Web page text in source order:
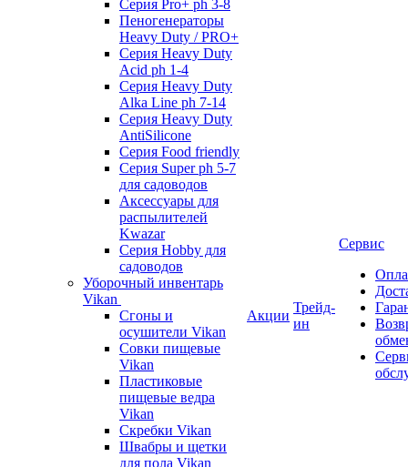
Серия Pro+ ph 3-8
Пеногенераторы
Heavy Duty / PRO+
Серия Heavy Duty
Acid ph 1-4
Серия Heavy Duty
Alka Line ph 7-14
Серия Heavy Duty
AntiSilicone
Серия Food friendly
Серия Super ph 5-7
для садоводов
Аксессуары для
распылителей
Kwazar
Серия Hobby для
садоводов
Уборочный инвентарь
Vikan
Сгоны и
осушители Vikan
Совки пищевые
Vikan
Пластиковые
пищевые ведра
Vikan
Скребки Vikan
Швабры и щетки
для пола Vikan
Акции
Трейд-
ин
Сервис